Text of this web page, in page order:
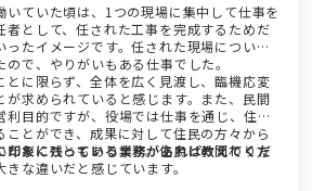
いていた頃は、1つの現場に集中して仕事を
者として、任された工事を完成するためだ
ったイメージです。任された現場について
で、やりがいもある仕事でした。
とに限らず、全体を広く見渡し、臨機応変
が求められていると感じます。また、民間
利目的ですが、役場では仕事を通じ、住民
ことができ、成果に対して住民の方々から
ただくこともあります。住民との関わり方
な違いだと感じています。
印象に残っている業務があれば教えてくだ